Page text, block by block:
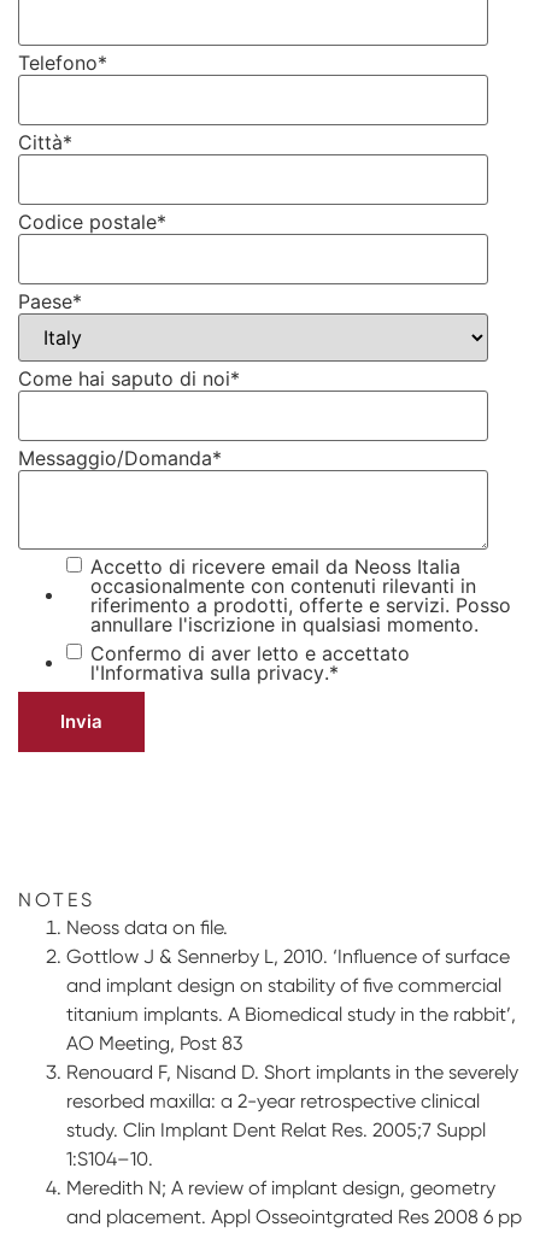
Telefono*
Città*
Codice postale*
Paese*
Come hai saputo di noi*
Messaggio/Domanda*
Accetto di ricevere email da Neoss Italia
occasionalmente con contenuti rilevanti in
riferimento a prodotti, offerte e servizi. Posso
annullare l'iscrizione in qualsiasi momento.
Confermo di aver letto e accettato
l'Informativa sulla privacy.*
NOTES
Neoss data on file.
Gottlow J & Sennerby L, 2010. ‘Influence of surface
and implant design on stability of five commercial
titanium implants. A Biomedical study in the rabbit’,
AO Meeting, Post 83
Renouard F, Nisand D. Short implants in the severely
resorbed maxilla: a 2-year retrospective clinical
study. Clin Implant Dent Relat Res. 2005;7 Suppl
1:S104–10.
Meredith N; A review of implant design, geometry
and placement. Appl Osseointgrated Res 2008 6 pp